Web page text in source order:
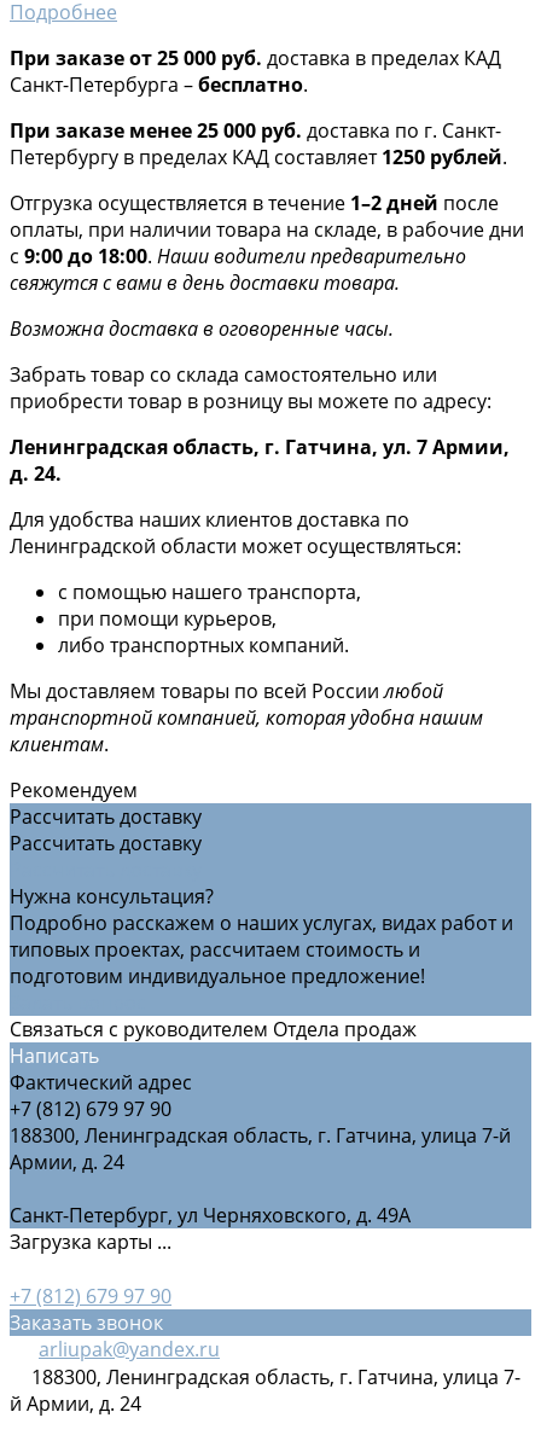
Подробнее
При заказе от 25 000 руб. доставка в пределах КАД
Санкт-Петербурга –бесплатно.
При заказе менее 25 000 руб. доставка по г. Санкт-
Петербургу в пределах КАД составляет1250 рублей.
Отгрузка осуществляется в течение 1–2 дней после
оплаты, при наличии товара на складе, в рабочие дни
с 9:00 до 18:00. Наши водители предварительно
свяжутся с вами в день доставки товара.
Возможна доставка в оговоренные часы.
Забрать товар со склада самостоятельно или
приобрести товар в розницу вы можете по адресу:
Ленинградская область, г. Гатчина, ул. 7 Армии,
д. 24.
Для удобства наших клиентов доставка по
Ленинградской области может осуществляться:
с помощью нашего транспорта,
при помощи курьеров,
либо транспортных компаний.
Мы доставляем товары по всей Россиилюбой
транспортной компанией, которая удобна нашим
клиентам.
Рекомендуем
Рассчитать доставку
Рассчитать доставку
Нужна консультация?
Подробно расскажем о наших услугах, видах работ и
типовых проектах, рассчитаем стоимость и
подготовим индивидуальное предложение!
Связаться с руководителем Отдела продаж
Написать
Фактический адрес
+7 (812) 679 97 90
188300, Ленинградская область, г. Гатчина, улица 7-й
Армии, д. 24
Санкт-Петербург, ул Черняховского, д. 49А
Загрузка карты ...
+7 (812) 679 97 90
Заказать звонок
arliupak@yandex.ru
188300, Ленинградская область, г. Гатчина, улица 7-
й Армии, д. 24